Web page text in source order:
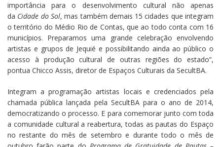
importância para o desenvolvimento cultural não apenas
da Cidade do Sol, mas também demais 15 cidades que integram
o território do Médio Rio de Contas, que ao todo conta com 16
municípios. Preparamos uma grande celebração envolvendo
artistas e grupos de Jequié e possibilitando ainda ao público o
acesso à produção cultural de outras regiões do estado”,
pontua Chicco Assis, diretor de Espaços Culturais da SecultBA.
Integram a programação artistas locais e credenciados pela
chamada pública lançada pela SecultBA para o ano de 2014,
democratizando o processo. E para comemorar junto com toda
a comunidade cultural a reabertura, todas as pautas do Espaço
no restante do mês de setembro e durante todo o mês de